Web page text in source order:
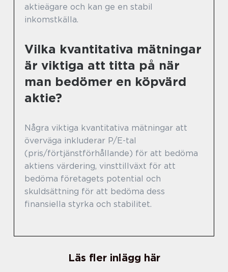
aktieägare och kan ge en stabil
inkomstkälla.
Vilka kvantitativa mätningar
är viktiga att titta på när
man bedömer en köpvärd
aktie?
Några viktiga kvantitativa mätningar att
överväga inkluderar P/E-tal
(pris/förtjänstförhållande) för att bedöma
aktiens värdering, vinsttillväxt för att
bedöma företagets potential och
skuldsättning för att bedöma dess
finansiella styrka och stabilitet.
Läs fler inlägg här